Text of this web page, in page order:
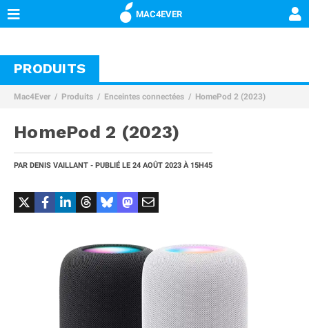
MAC4EVER
PRODUITS
Mac4Ever Produits Enceintes connectées HomePod 2 (2023)
HomePod 2 (2023)
PAR DENIS VAILLANT - PUBLIÉ LE 24 AOÛT 2023 À 15H45